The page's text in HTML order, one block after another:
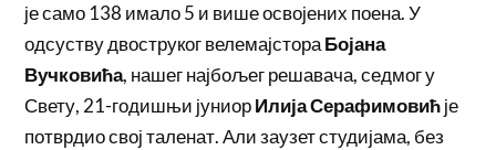
је само 138 имало 5 и више освојених поена. У
одсуству двоструког велемајстораБојана
Вучковића, нашег најбољег решавача, седмог у
Свету, 21-годишњи јуниорИлија Серафимовићје
потврдио свој таленат. Али заузет студијама, без